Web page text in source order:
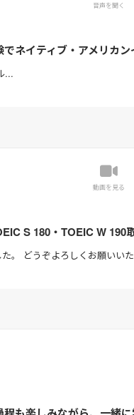
音声を聞く
ネイティブ・アメリカ
...
...
動画を見る
S 180・TOEIC W 190
どうぞよろしくお願いい